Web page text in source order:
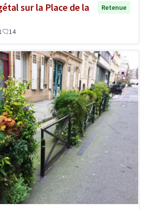
sur la Place de la
Retenue
14